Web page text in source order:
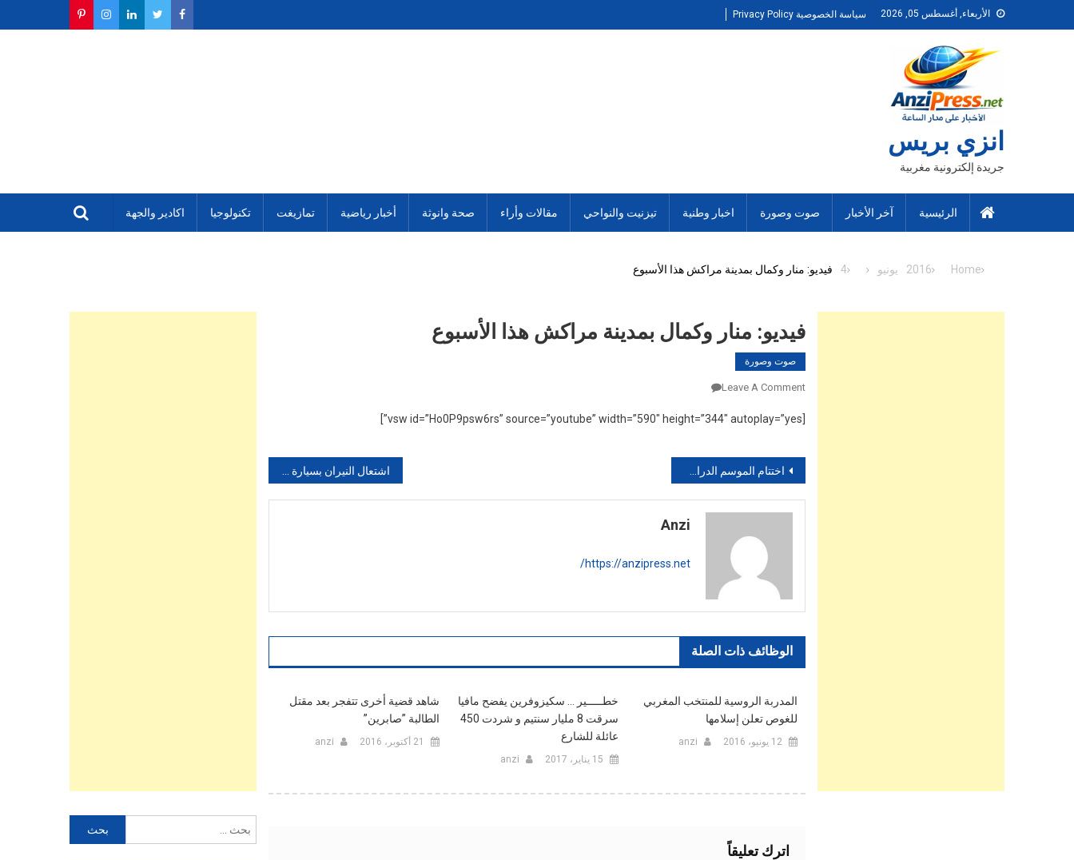
to
الأربعاء, أغسطس 05, 2026 سياسة الخصوصية Privacy Policy
انزي بريس
جريدة إلكترونية مغربية
الرئيسية آخر الأخبار صوت وصورة اخبار وطنية تيزنيت والنواحي مقالات وأراء صحة وانوثة أخبار رياضية تمازيغت تكنولوجيا اكادير والجهة
Home
2016 يونيو 4 فيديو: منار وكمال بمدينة مراكش هذا الأسبوع
فيديو: منار وكمال بمدينة مراكش هذا الأسبوع
صوت وصورة
Leave A Comment
منار
بمدينة
مراكش
هذا
الأسبوع
تصفّح
المقالات
اختتام الموسم الدراسي لمحو الأمية بالدشيرةالمعدر بتزنيت
Anzi
https://anzipress.net/
الوظائف ذات الصلة
المدربة الروسية للمنتخب المغربي
للغوص تعلن إسلامها
12 يونيو، 2016 anzi
خطـــــير … سكيزوفرين يفضح مافيا
سرقت 8 مليار سنتيم و شردت 450
عائلة للشارع‎
15 يناير، 2017 anzi
شاهد قضية أخرى تتفجر بعد مقتل
الطالبة ”صابرين”
21 أكتوبر، 2016 anzi
اترك تعليقاً
عن: